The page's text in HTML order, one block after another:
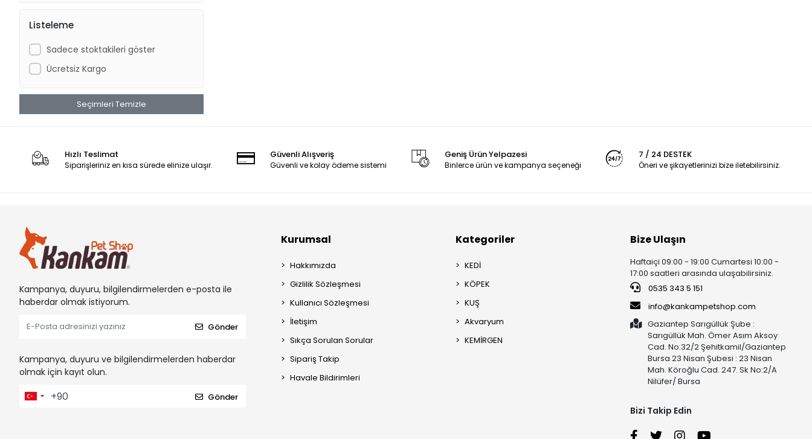
Chicos
CROCUS
DANSOR
Dog Chefs
DünyaPet
G & B
GARDEN MIX
Hagen Aquaclear
Hagen Elite
Hagen ExoTerra
Hagen Fluval
Listeleme
Sadece stoktakileri göster
Ücretsiz Kargo
Seçimleri Temizle
Hızlı Teslimat
Siparişleriniz en kısa sürede elinize ulaşır.
Güvenli Alışveriş
Güvenli ve kolay ödeme sistemi
Geniş Ürün Yelpazesi
Binlerce ürün ve kampanya seçeneği
7 / 24 DESTEK
Öneri ve şikayetlerinizi bize iletebilirsiniz.
Kampanya, duyuru, bilgilendirmelerden e-posta ile
haberdar olmak istiyorum.
Gönder
Kampanya, duyuru ve bilgilendirmelerden haberdar
olmak için kayıt olun.
Gönder
Kurumsal
Hakkımızda
Gizlilik Sözleşmesi
Kullanıcı Sözleşmesi
İletişim
Sıkça Sorulan Sorular
Sipariş Takip
Havale Bildirimleri
Kategoriler
KEDİ
KÖPEK
KUŞ
Akvaryum
KEMİRGEN
Bize Ulaşın
Haftaiçi 09:00 - 19:00 Cumartesi 10:00 -
17:00 saatleri arasında ulaşabilirsiniz.
0535 343 5 151
info@kankampetshop.com
Gaziantep Sarıgüllük Şube :
Sarıgüllük Mah. Ömer Asım Aksoy
Cad. No:32/2 Şehitkamil/Gaziantep
Bursa 23 Nisan Şubesi : 23 Nisan
Mah. Köroğlu Cad. 247. Sk No:2/A
Nilüfer/ Bursa
Bizi Takip Edin